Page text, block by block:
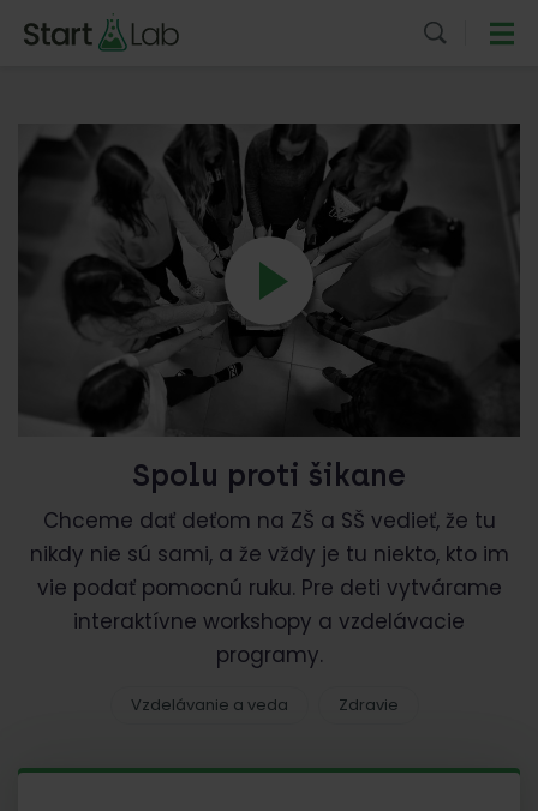
Spolu proti šikane
Chceme dať deťom na ZŠ a SŠ vedieť, že tu
nikdy nie sú sami, a že vždy je tu niekto, kto im
vie podať pomocnú ruku. Pre deti vytvárame
interaktívne workshopy a vzdelávacie
programy.
Vzdelávanie a veda Zdravie